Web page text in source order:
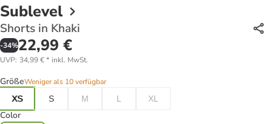
Sublevel
Shorts in Khaki
-34%22,99 €
UVP: 34,99 €* inkl. MwSt.
GrößeWeniger als 10 verfügbar
XS
S M L XL
Color